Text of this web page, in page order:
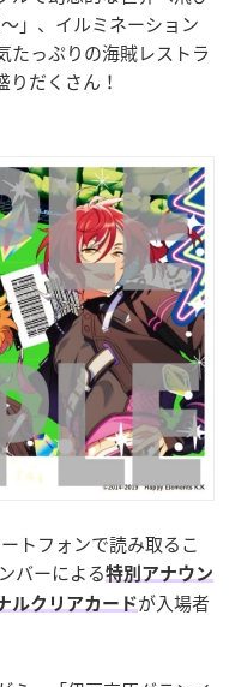
」、イルミネーション
たっぷりの海賊レストラ
だくさん！
トフォンで読み取るこ
バーによる特別アナウン
ルクリアカードが入場者